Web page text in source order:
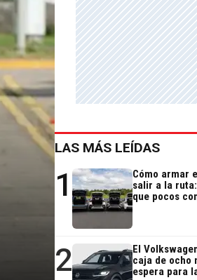
LAS MÁS LEÍDAS
1
Cómo armar
salir a la
que pocos
2
El
caja de ocho
espera para